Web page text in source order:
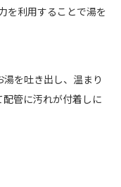
を利用することで湯を
を吐き出し、温まり
管に汚れが付着しに